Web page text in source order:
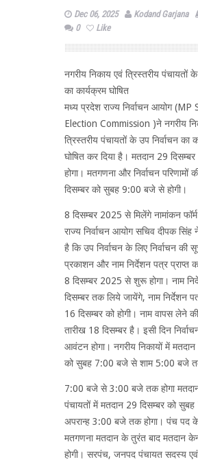
Dec 06, 2025 Kodand Garjana
0
Like
नगरीय निकाय एवं त्रिस्तरीय पंचायतों के
का कार्यक्रम घोषित
मध्य प्रदेश राज्य निर्वाचन आयोग (MP
Election Commission )ने नगरीय
त्रिस्तरीय पंचायतों के उप निर्वाचन का
घोषित कर दिया है। मतदान 29
होगा। मतगणना और निर्वाचन परिणामों
दिसम्बर को सुबह 9:00 बजे से होगी।
8 दिसम्बर 2025 से मिलेंगे नामांकन फॉर्म
राज्य निर्वाचन आयोग सचिव दीपक सिंह
है कि उप निर्वाचन के लिए निर्वाचन की
प्रकाशन और नाम निर्देशन पत्र प्राप्त
8 दिसम्बर 2025 से शुरू होगा। नाम
दिसम्बर तक लिये जायेंगे, नाम निर्देशन
16 दिसम्बर को होगी। नाम वापस लेने
तारीख 18 दिसम्बर है। इसी दिन
आवंटन होगा। नगरीय निकायों में मतदान
को सुबह 7:00 बजे से शाम 5:00 बजे
7:00 बजे से 3:00 बजे तक होगा
पंचायतों में मतदान 29 दिसम्बर को
अपरान्ह 3:00 बजे तक होगा। पंच पद
मतगणना मतदान के तुरंत बाद मतदान
होगी। सरपंच, जनपद पंचायत सदस्य एवं